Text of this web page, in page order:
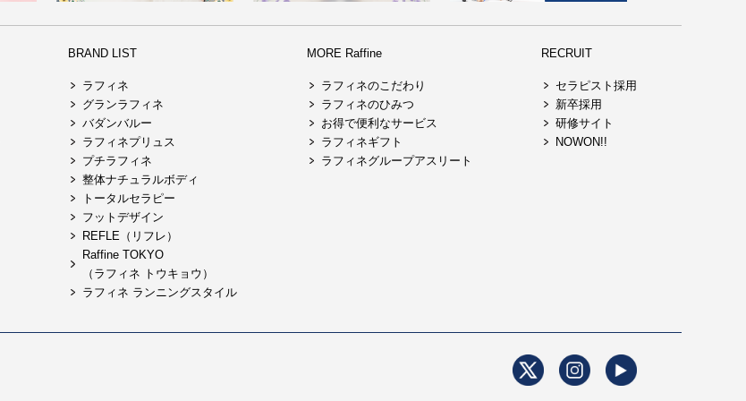
BRAND LIST
ラフィネ
グランラフィネ
バダンバルー
ラフィネプリュス
プチラフィネ
整体ナチュラルボディ
トータルセラピー
フットデザイン
REFLE（リフレ）
Raffine TOKYO
（ラフィネ トウキョウ）
ラフィネ ランニングスタイル
MORE Raffine
ラフィネのこだわり
ラフィネのひみつ
お得で便利なサービス
ラフィネギフト
ラフィネグループアスリート
RECRUIT
セラピスト採用
新卒採用
研修サイト
NOWON!!